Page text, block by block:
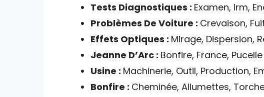
Tests Diagnostiques : Examen, Irm,
Problèmes De Voiture : Crevaison,
Effets Optiques : Mirage, Dispersion,
Jeanne D’Arc : Bonfire, France,
Usine : Machinerie, Outil, Production,
Bonfire : Cheminée, Allumettes,